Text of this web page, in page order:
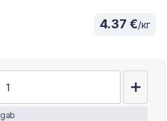
4.37 €/кг
gab